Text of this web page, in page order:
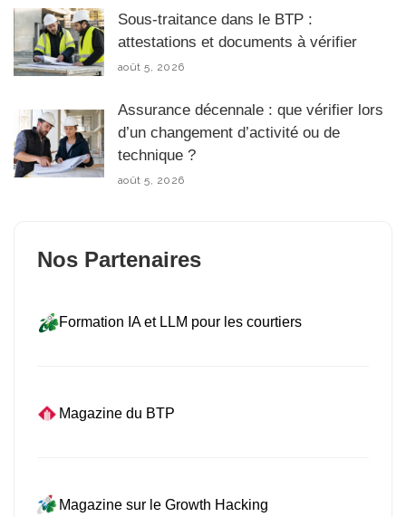
Sous-traitance dans le BTP :
attestations et documents à vérifier
août 5, 2026
Assurance décennale : que vérifier lors
d’un changement d’activité ou de
technique ?
août 5, 2026
Nos Partenaires
Formation IA et LLM pour les courtiers
Magazine du BTP
Magazine sur le Growth Hacking